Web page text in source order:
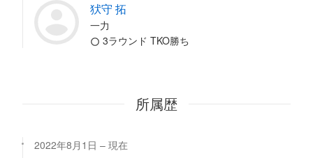
犾守 拓
一力
3ラウンド TKO勝ち
所属歴
2022年8月1日 現在